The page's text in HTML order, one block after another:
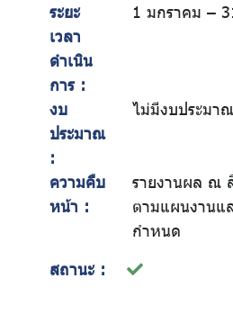
ระยะ
เวลา
ดำเนิน
การ :
1 มกราคม –
งบ
ประมาณ
:
ไม่มีงบประมา
ความคืบ
หน้า :
รายงานผล ณ
ตามแผนงานแ
กำหนด
สถานะ :